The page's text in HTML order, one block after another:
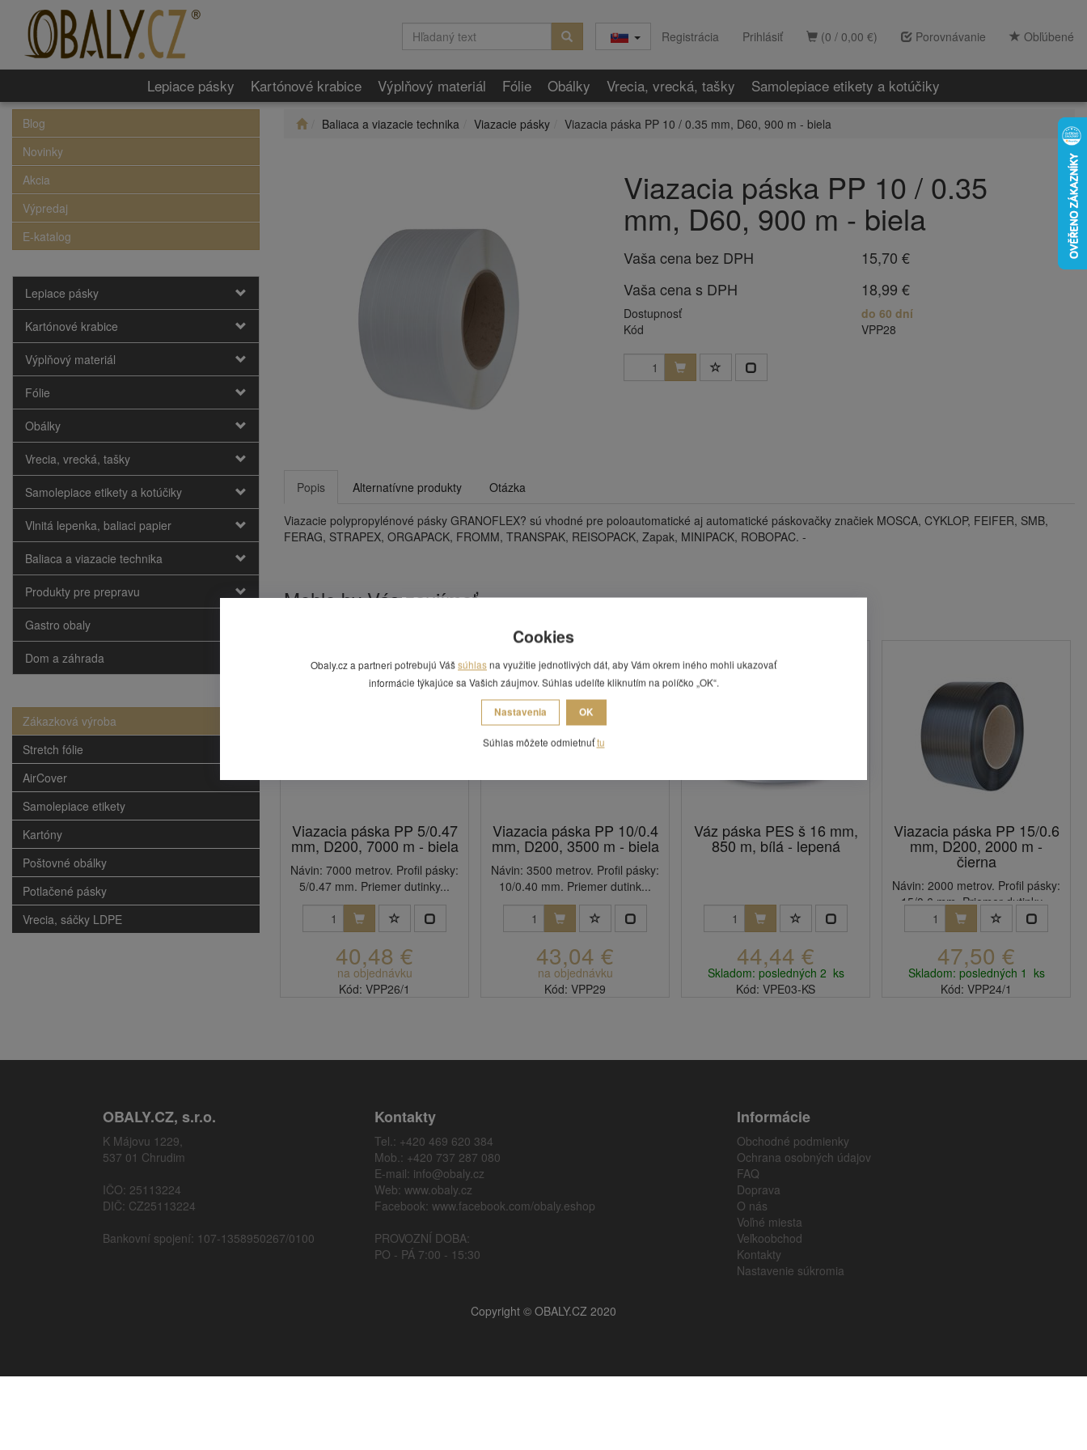
(0 / 0,00 €) Porovnávanie Obľúbené
Registrácia Prihlásiť
Lepiace pásky Kartónové krabice Výplňový materiál Fólie Obálky Vrecia, vrecká, tašky Samolepiace etikety a kotúčiky
Blog
Novinky
Akcia
Výpredaj
E-katalog
Lepiace pásky
Kartónové krabice
Výplňový materiál
Fólie
Obálky
Vrecia, vrecká, tašky
Samolepiace etikety a kotúčiky
Vlnitá lepenka, baliaci papier
Baliaca a viazacie technika
Produkty pre prepravu
Gastro obaly
Dom a záhrada
Zákazková výroba
Stretch fólie
AirCover
Samolepiace etikety
Kartóny
Poštovné obálky
Potlačené pásky
Vrecia, sáčky LDPE
Baliaca a viazacie technika Viazacie pásky Viazacia páska PP 10 / 0.35 mm, D60, 900 m - biela
Viazacia páska PP 10 / 0.35
mm, D60, 900 m - biela
Vaša cena bez DPH
15,70 €
Vaša cena s DPH
18,99 €
Dostupnosť
do 60 dní
Kód
VPP28
Popis Alternatívne produkty Otázka
Viazacie polypropylénové pásky GRANOFLEX? sú vhodné pre poloautomatické aj automatické páskovačky značiek MOSCA, CYKLOP, FEIFER, SMB,
FERAG, STRAPEX, ORGAPACK, FROMM, TRANSPAK, REISOPACK, Zapak, MINIPACK, ROBOPAC. -
Mohlo by Vás zaujímať
Viazacia páska PP 5/0.47
mm, D200, 7000 m - biela
Návin: 7000 metrov. Profil pásky:
5/0.47 mm. Priemer dutinky...
40,48 €
na objednávku
Kód: VPP26/1
Viazacia páska PP 10/0.4
mm, D200, 3500 m - biela
Návin: 3500 metrov. Profil pásky:
10/0.40 mm. Priemer dutink...
43,04 €
na objednávku
Kód: VPP29
Váz páska PES š 16 mm,
850 m, bílá - lepená
44,44 €
Skladom: posledných 2 ks
Kód: VPE03-KS
Viazacia páska PP 15/0.6
mm, D200, 2000 m -
čierna
Návin: 2000 metrov. Profil pásky:
15/0.6 mm. Priemer dutinky...
47,50 €
Skladom: posledných 1 ks
Kód: VPP24/1
OBALY.CZ, s.r.o.
K Májovu 1229,
537 01 Chrudim
IČO: 25113224
DIČ: CZ25113224
Bankovní spojení: 107-1358950267/0100
Kontakty
Tel.: +420 469 620 384
Mob.: +420 737 287 080
E-mail: info@obaly.cz
Web: www.obaly.cz
Facebook: www.facebook.com/obaly.eshop
PROVOZNÍ DOBA:
PO - PÁ 7:00 - 15:30
Informácie
Obchodné podmienky
Ochrana osobných údajov
FAQ
Doprava
O nás
Voľné miesta
Veľkoobchod
Kontakty
Nastavenie súkromia
Copyright © OBALY.CZ 2020
Cookies
Obaly.cz a partneri potrebujú Vášsúhlasna využitie jednotlivých dát, aby Vám okrem iného mohli ukazovať
informácie týkajúce sa Vašich záujmov. Súhlas udelíte kliknutím na políčko „OK“.
Nastavenia OK
Súhlas môžete odmietnuťtu